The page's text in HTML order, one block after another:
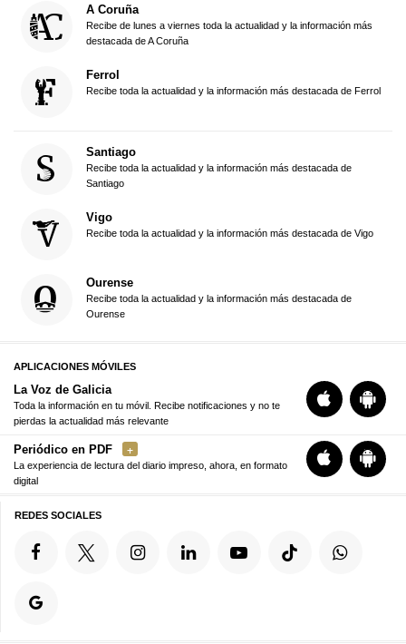
A Coruña
Recibe de lunes a viernes toda la actualidad y la información más
destacada de A Coruña
Ferrol
Recibe toda la actualidad y la información más destacada de Ferrol
Santiago
Recibe toda la actualidad y la información más destacada de
Santiago
Vigo
Recibe toda la actualidad y la información más destacada de Vigo
Ourense
Recibe toda la actualidad y la información más destacada de
Ourense
APLICACIONES MÓVILES
La Voz de Galicia
Toda la información en tu móvil. Recibe notificaciones y no te
pierdas la actualidad más relevante
Periódico en PDF
La experiencia de lectura del diario impreso, ahora, en formato
digital
REDES SOCIALES